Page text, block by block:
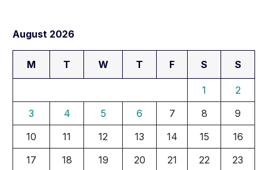
August 2026
M T W T F S S
1
2
3
4 5 6 7 8
9
10
11 12 13 14 15
16
17
18 19 20 21 22
23